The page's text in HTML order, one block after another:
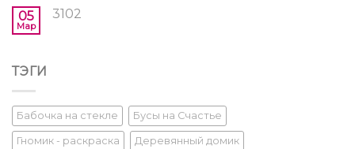
05
Мар
3102
ТЭГИ
Бабочка на стекле Бусы на Счастье
Гномик - раскраска Деревянный домик